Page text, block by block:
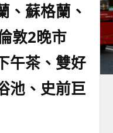
蘇格蘭、
敦2晚市
午茶、雙好
池、史前巨